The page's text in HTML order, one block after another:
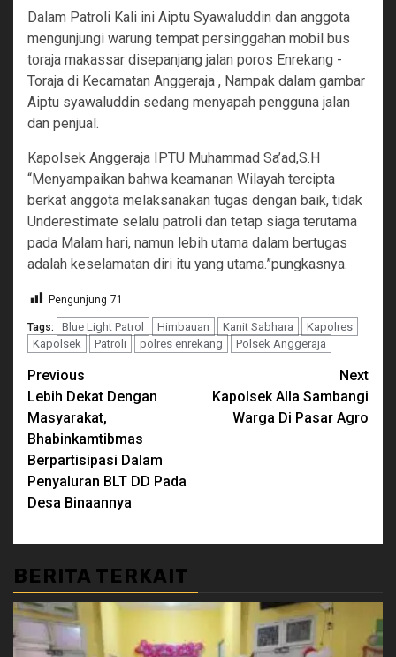
Dalam Patroli Kali ini Aiptu Syawaluddin dan anggota
mengunjungi warung tempat persinggahan mobil bus
toraja makassar disepanjang jalan poros Enrekang -
Toraja di Kecamatan Anggeraja , Nampak dalam gambar
Aiptu syawaluddin sedang menyapah pengguna jalan
dan penjual.
Kapolsek Anggeraja IPTU Muhammad Sa’ad,S.H
“Menyampaikan bahwa keamanan Wilayah tercipta
berkat anggota melaksanakan tugas dengan baik, tidak
Underestimate selalu patroli dan tetap siaga terutama
pada Malam hari, namun lebih utama dalam bertugas
adalah keselamatan diri itu yang utama.”pungkasnya.
Pengunjung 71
Tags: Blue Light Patrol Himbauan Kanit Sabhara
Kapolres
Kapolsek
Patroli polres enrekang Polsek Anggeraja
Continue
Reading
Previous
Lebih Dekat Dengan
Masyarakat,
Bhabinkamtibmas
Berpartisipasi Dalam
Penyaluran BLT DD Pada
Desa Binaannya
Next
Kapolsek Alla Sambangi
Warga Di Pasar Agro
BERITA TERKAIT